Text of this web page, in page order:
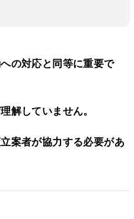
の対応と同等に重要で
解していません。
案者が協力する必要があ